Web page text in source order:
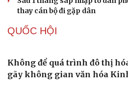
PHÁP LUẬT
Tạm giữ hình sự người đàn ông